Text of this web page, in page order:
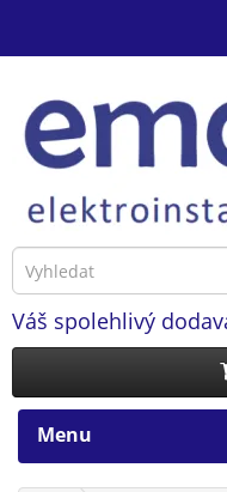
Váš spolehlivý
Menu